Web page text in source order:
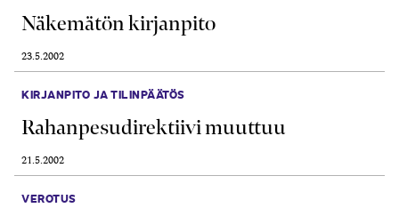
Näkemätön kirjanpito
23.5.2002
KIRJANPITO JA TILINPÄÄTÖS
Rahanpesudirektiivi muuttuu
21.5.2002
VEROTUS